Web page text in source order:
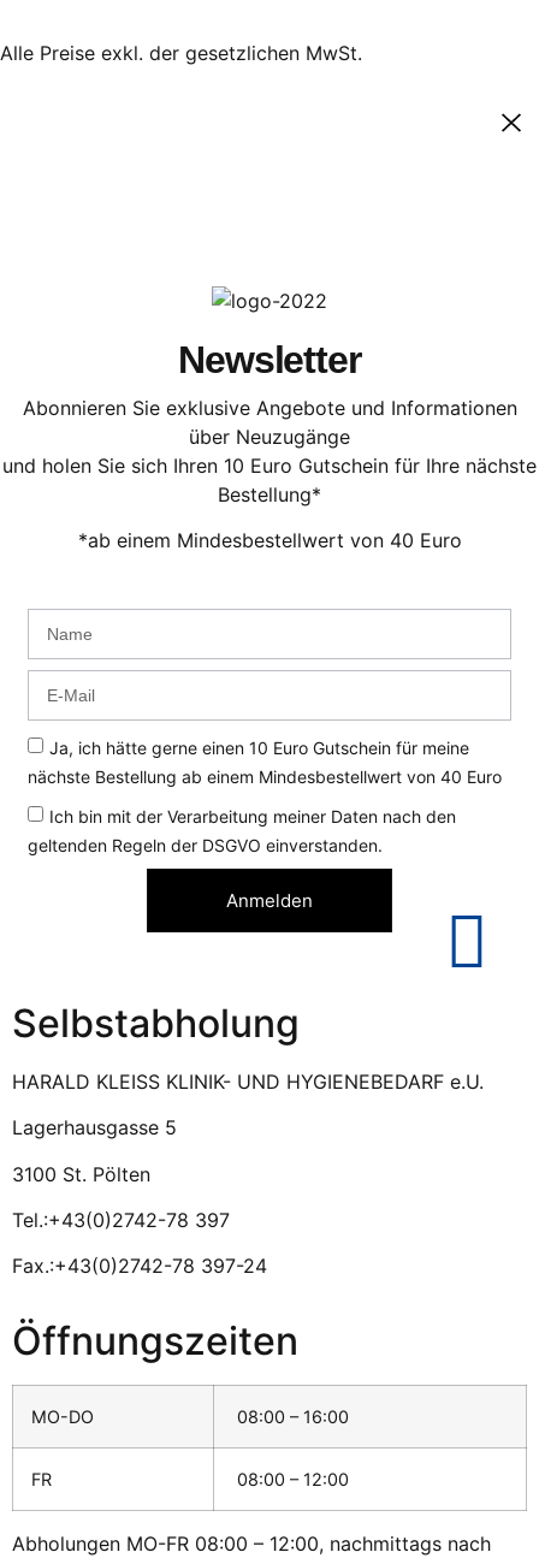
Alle Preise exkl. der gesetzlichen MwSt.
Newsletter
Abonnieren Sie exklusive Angebote und Informationen
über Neuzugänge
und holen Sie sich Ihren 10 Euro Gutschein für Ihre nächste
Bestellung*
*ab einem Mindesbestellwert von 40 Euro
Ja, ich hätte gerne einen 10 Euro Gutschein für meine
nächste Bestellung ab einem Mindesbestellwert von 40 Euro
Ich bin mit der Verarbeitung meiner Daten nach den
geltenden Regeln der DSGVO einverstanden.
Anmelden
Selbstabholung
HARALD KLEISS KLINIK- UND HYGIENEBEDARF e.U.
Lagerhausgasse 5
3100 St. Pölten
Tel.:+43(0)2742-78 397
Fax.:+43(0)2742-78 397-24
Öffnungszeiten
MO-DO 08:00 – 16:00
FR 08:00 – 12:00
Abholungen MO-FR 08:00 – 12:00, nachmittags nach